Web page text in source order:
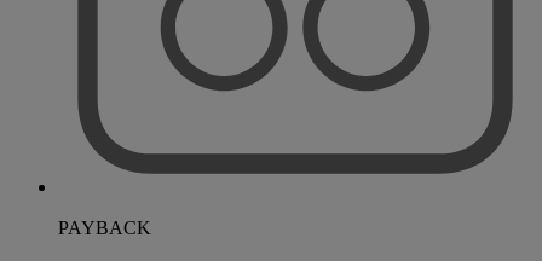
PAYBACK